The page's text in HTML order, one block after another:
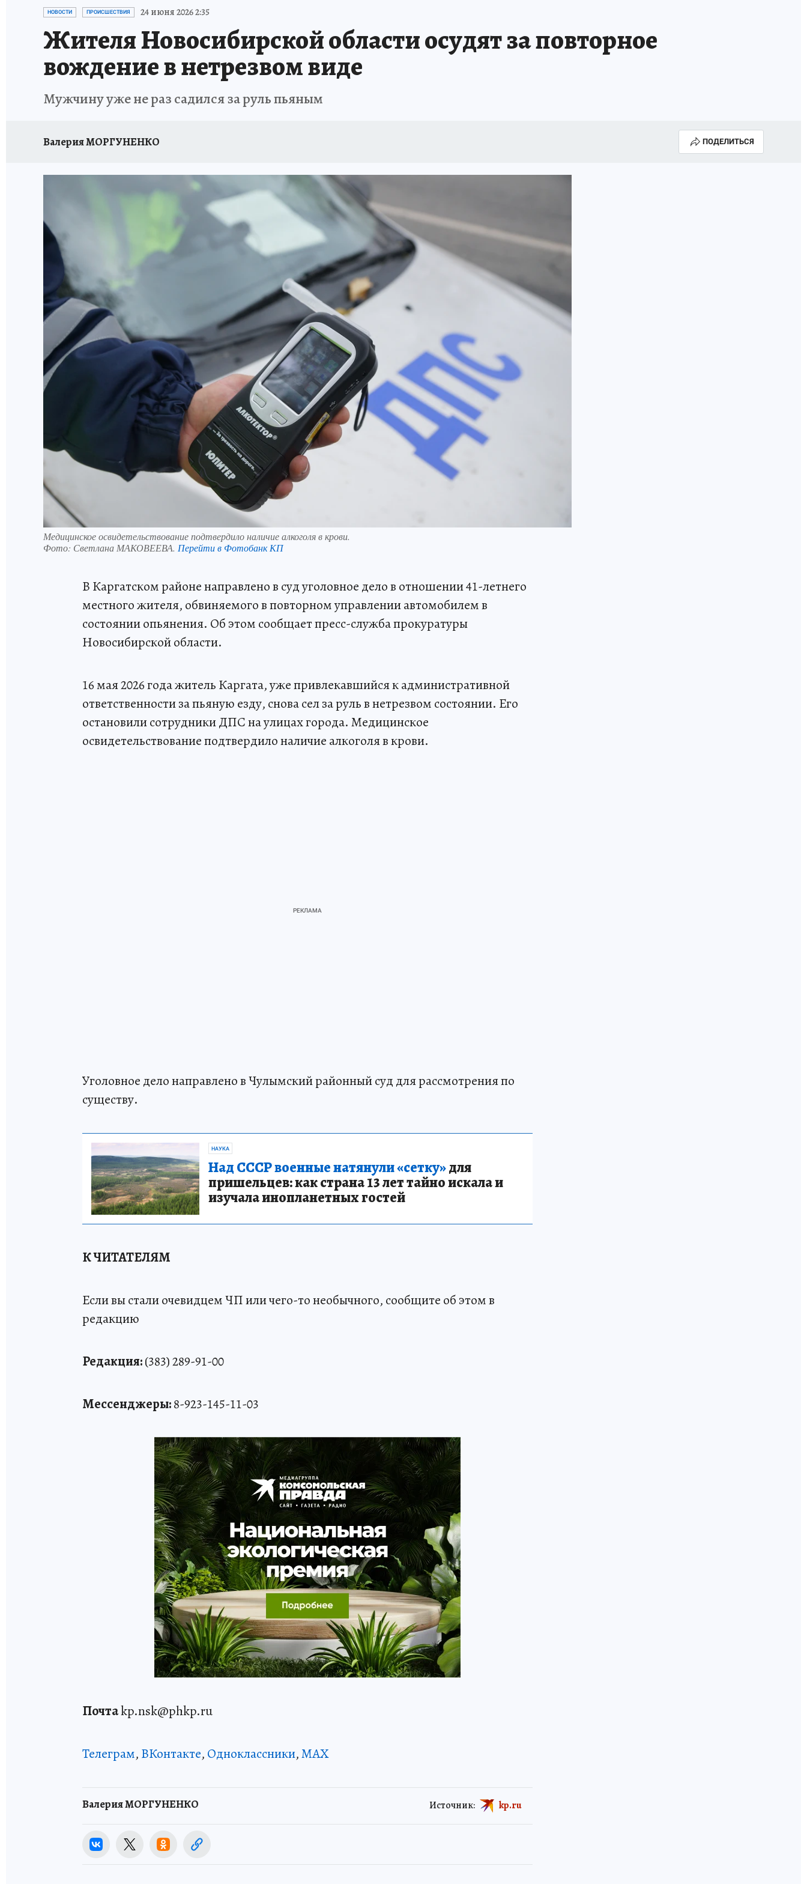
ОТДЫХ В РОССИИ ЗАПОВЕДНАЯ РОССИЯ
НОВОСТИ ПРОИСШЕСТВИЯ 24 июня 2026 2:35
Жителя Новосибирской области осудят за повторное
вождение в нетрезвом виде
Мужчину уже не раз садился за руль пьяным
Валерия МОРГУНЕНКО ПОДЕЛИТЬСЯ
Медицинское освидетельствование подтвердило наличие алкоголя в крови.
Фото: Светлана МАКОВЕЕВА. Перейти в Фотобанк КП
В Каргатском районе направлено в суд уголовное дело в отношении 41-летнего
местного жителя, обвиняемого в повторном управлении автомобилем в
состоянии опьянения. Об этом сообщает пресс-служба прокуратуры
Новосибирской области.
16 мая 2026 года житель Каргата, уже привлекавшийся к административной
ответственности за пьяную езду, снова сел за руль в нетрезвом состоянии. Его
остановили сотрудники ДПС на улицах города. Медицинское
освидетельствование подтвердило наличие алкоголя в крови.
Уголовное дело направлено в Чулымский районный суд для рассмотрения по
существу.
НАУКА
Над СССР военные натянули «сетку»для
пришельцев: как страна 13 лет тайно искала и
изучала инопланетных гостей
К ЧИТАТЕЛЯМ
Если вы стали очевидцем ЧП или чего-то необычного, сообщите об этом в
редакцию
Редакция:(383) 289-91-00
Мессенджеры:8-923-145-11-03
Почтаkp.nsk@phkp.ru
Телеграм, ВКонтакте, Одноклассники,MAX
Валерия МОРГУНЕНКО Источник: kp.ru